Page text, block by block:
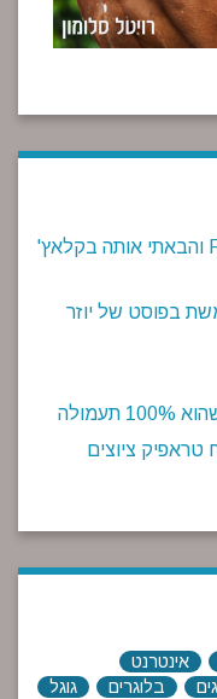
השתתפתי בסטרים של Remnant 2 והבאתי אותה בקלאץ'
בפוסט של יוזר
טראפיק ציוצים
אינטרנט
בלוגרים
גוגל